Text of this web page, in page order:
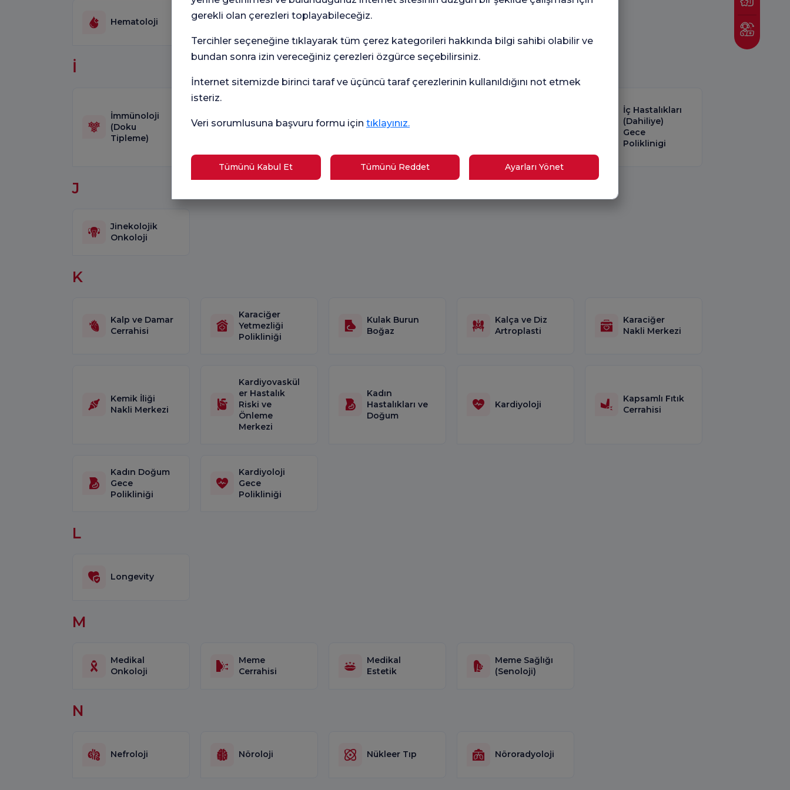
Hematoloji
İ
İmmünoloji
(Doku
Tipleme)
Girişimsel
İç Hastalıkları
İç Hastalıkları
(Dahiliye)
Gece
Poliklinigi
J
Jinekolojik
Onkoloji
K
Kalp ve Damar
Cerrahisi
Karaciğer
Yetmezliği
Polikliniği
Kulak Burun
Boğaz
Kalça ve Diz
Artroplasti
Karaciğer
Nakli Merkezi
Kemik İliği
Nakli Merkezi
Kardiyovaskül
er Hastalık
Riski ve
Önleme
Merkezi
Kadın
Hastalıkları ve
Doğum
Kardiyoloji
Kapsamlı Fıtık
Cerrahisi
Kadın Doğum
Gece
Polikliniği
Kardiyoloji
Gece
Polikliniği
L
Longevity
M
Medikal
Onkoloji
Meme
Cerrahisi
Medikal
Estetik
Meme Sağlığı
(Senoloji)
N
Nefroloji Nöroloji Nükleer Tıp Nöroradyoloji
gerekli olan çerezleri toplayabileceğiz.
Tercihler seçeneğine tıklayarak tüm çerez kategorileri hakkında bilgi sahibi olabilir ve
bundan sonra izin vereceğiniz çerezleri özgürce seçebilirsiniz.
İnternet sitemizde birinci taraf ve üçüncü taraf çerezlerinin kullanıldığını not etmek
isteriz.
Veri sorumlusuna başvuru formu için tıklayınız.
Tümünü Kabul Et Tümünü Reddet Ayarları Yönet